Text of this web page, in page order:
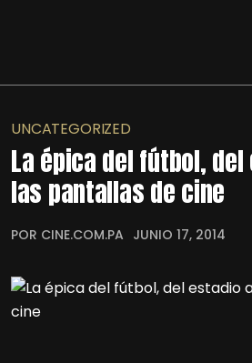
UNCATEGORIZED
La épica del fútbol,
las pantallas de cine
POR CINE.COM.PA JUNIO 17, 2014